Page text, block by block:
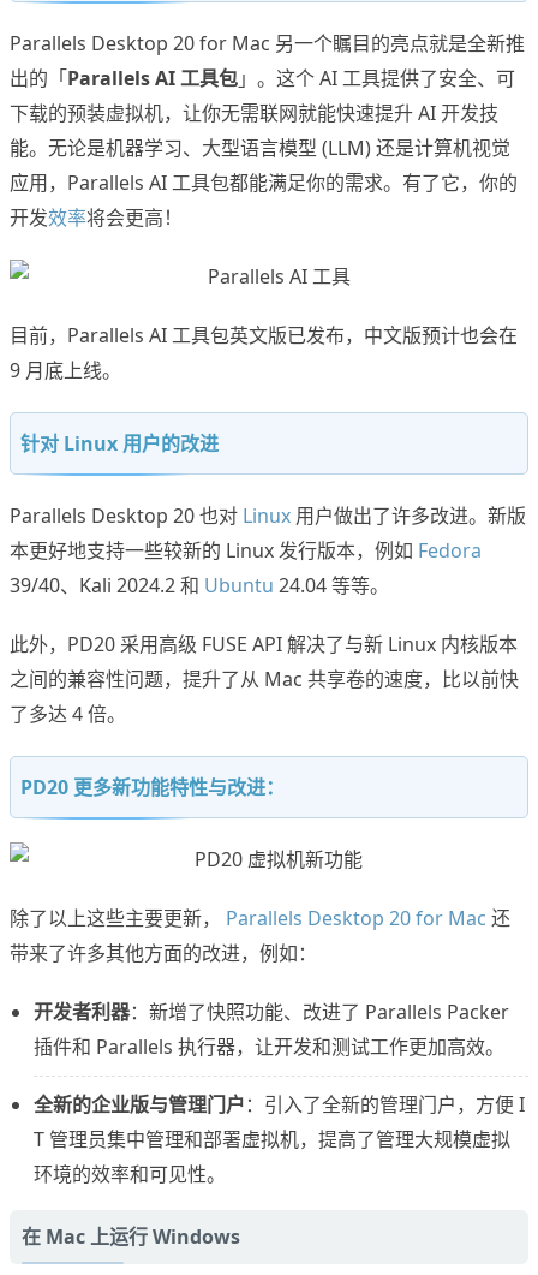
Parallels Desktop 20 for Mac 另一个瞩目的亮点就是全新推
出的「Parallels AI 工具包」。这个 AI 工具提供了安全、可
下载的预装虚拟机，让你无需联网就能快速提升 AI 开发技
能。无论是机器学习、大型语言模型 (LLM) 还是计算机视觉
应用，Parallels AI 工具包都能满足你的需求。有了它，你的
开发效率将会更高！
目前，Parallels AI 工具包英文版已发布，中文版预计也会在
9 月底上线。
针对 Linux 用户的改进
Parallels Desktop 20 也对 Linux 用户做出了许多改进。新版
本更好地支持一些较新的 Linux 发行版本，例如 Fedora
39/40、Kali 2024.2 和 Ubuntu 24.04 等等。
此外，PD20 采用高级 FUSE API 解决了与新 Linux 内核版本
之间的兼容性问题，提升了从 Mac 共享卷的速度，比以前快
了多达 4 倍。
PD20 更多新功能特性与改进：
除了以上这些主要更新， Parallels Desktop 20 for Mac 还
带来了许多其他方面的改进，例如：
开发者利器：新增了快照功能、改进了 Parallels Packer
插件和 Parallels 执行器，让开发和测试工作更加高效。
全新的企业版与管理门户：引入了全新的管理门户，方便 I
T 管理员集中管理和部署虚拟机，提高了管理大规模虚拟
环境的效率和可见性。
在 Mac 上运行 Windows